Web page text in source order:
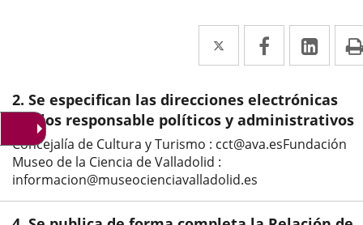
Twitter
Enlace
a
una
aplicación
externa.
Facebook
Enlace
a
una
aplicación
externa.
a
una
2. Se especifican las direcciones electrónicas
del/los responsable políticos y administrativos
Concejalía de Cultura y Turismo : cct@ava.esFundación
Museo de la Ciencia de Valladolid :
informacion@museocienciavalladolid.es